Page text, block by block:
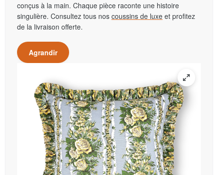
conçus à la main. Chaque pièce raconte une histoire
singulière. Consultez tous nos coussins de luxe et profitez
de la livraison offerte.
Agrandir